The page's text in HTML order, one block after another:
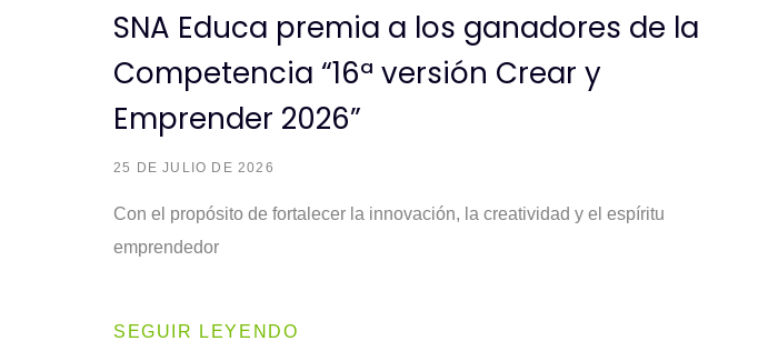
SNA Educa premia a los ganadores de la
Competencia “16ª versión Crear y
Emprender 2026”
25 DE JULIO DE 2026
Con el propósito de fortalecer la innovación, la creatividad y el espíritu
emprendedor
SEGUIR LEYENDO